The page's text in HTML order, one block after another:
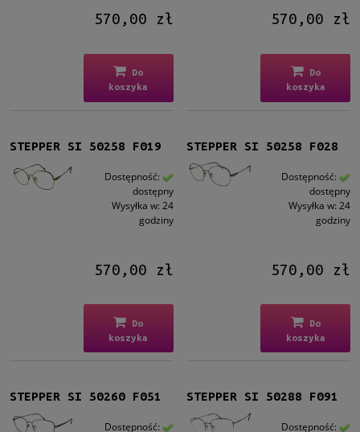
570,00 zł
Do
koszyka
570,00 zł
Do
koszyka
STEPPER SI 50258 F019
Dostępność:
dostępny
Wysyłka w: 24
godziny
570,00 zł
Do
koszyka
STEPPER SI 50258 F028
Dostępność:
dostępny
Wysyłka w: 24
godziny
570,00 zł
Do
koszyka
STEPPER SI 50260 F051
Dostępność:
STEPPER SI 50288 F091
Dostępność: